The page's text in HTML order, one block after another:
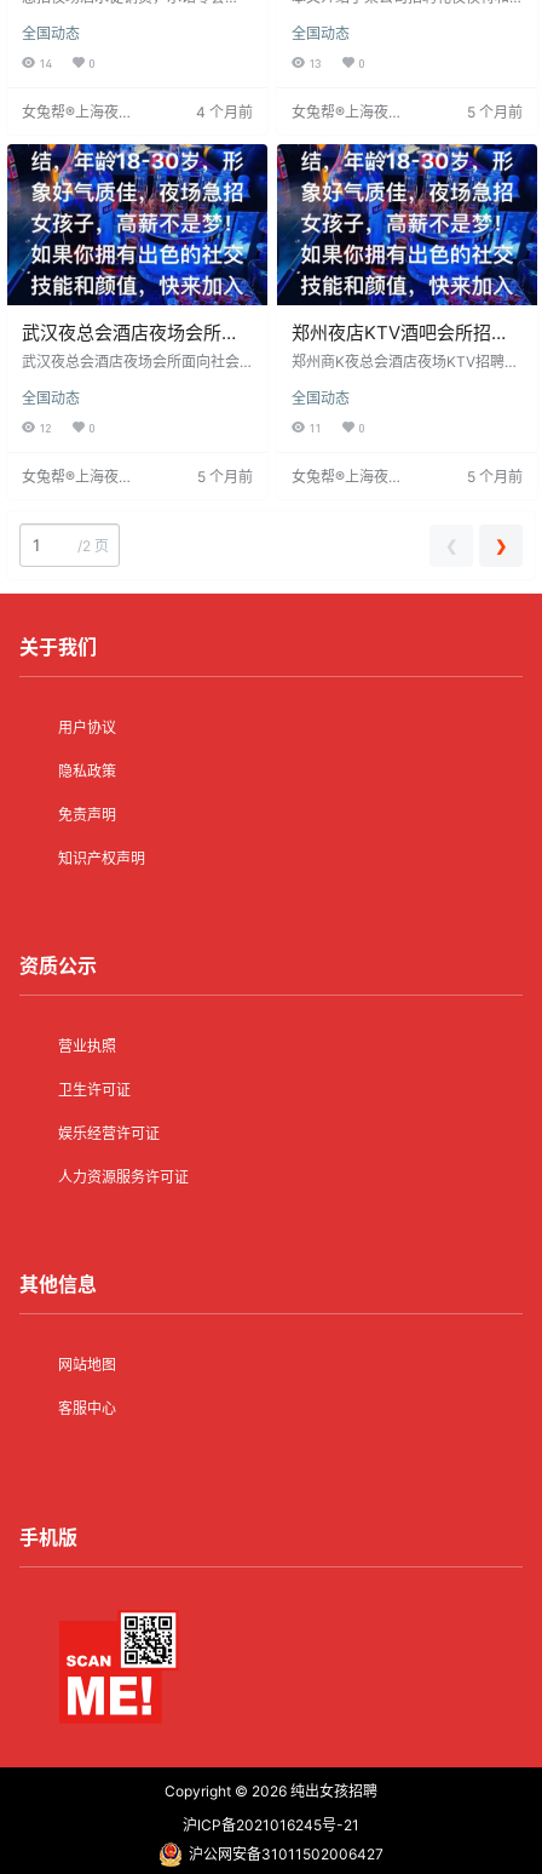
环境奢华舒适，团队氛围轻松，要
求18-30岁，身高155cm以上，性
自我、实现梦想的平台。
全国动态
14 0
女兔帮®上海夜场
4 个月前
结薪资，商务平台薪酬1300-3000
元。要求应聘者形象端正、开朗、
可放宽。公司通过微信初试，绝不
隐私，上班使用艺名，工资日结。
工作环境高端，客人素质好，有
全国动态
13 0
女兔帮®上海夜场
5 个月前
武汉夜总会酒店夜场会所招
聘酒水促销模特礼仪模特近
武汉夜总会酒店夜场会所面向社会
人员。招聘对象为18-32岁形象气质
佳、热情好客、具备团队合作精神
提供具有竞争力的薪资福利、职业
握择业机会，加入我们，共创美好
未来。
全国动态
12 0
女兔帮®上海夜场
5 个月前
郑州夜店KTV酒吧会所招聘
礼仪模特酒水促销模特，早
郑州商K夜总会酒店夜场KTV招聘服
有才无德者限制录用。特别招募优
雅自信的女模特，通过舞台表演吸
培训。应聘者需展现高贵典雅形
全国动态
11 0
女兔帮®上海夜场
5 个月前
/2 页 ❮ ❯
关于我们
用户协议
隐私政策
免责声明
知识产权声明
资质公示
营业执照
卫生许可证
娱乐经营许可证
人力资源服务许可证
其他信息
网站地图
客服中心
手机版
Copyright © 2026 纯出女孩招聘
沪ICP备2021016245号-21
沪公网安备31011502006427